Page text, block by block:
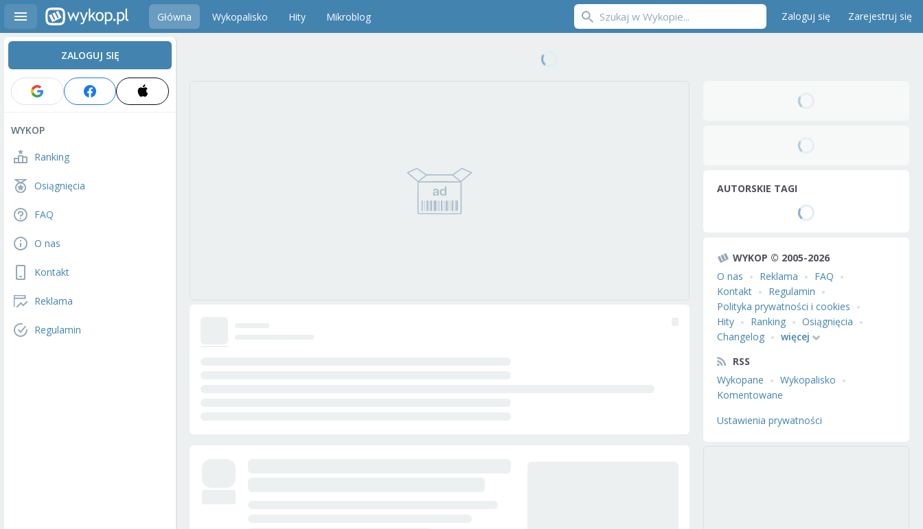
Główna Wykopalisko Hity Mikroblog Zaloguj się Zarejestruj się
ZALOGUJ SIĘ
WYKOP
Ranking
Osiągnięcia
FAQ
O nas
Kontakt
Reklama
Regulamin
AUTORSKIE TAGI
WYKOP © 2005-2026
O nas
Reklama
FAQ
Kontakt
Regulamin
Polityka prywatności i cookies
Hity
Ranking
Osiągnięcia
Changelog
więcej
RSS
Wykopane
Wykopalisko
Komentowane
Ustawienia prywatności